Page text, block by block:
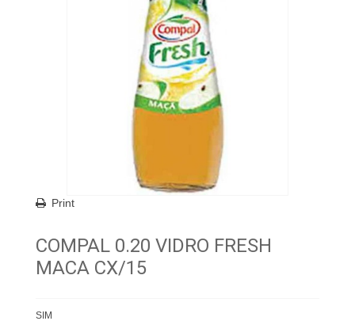
Print
COMPAL 0.20 VIDRO FRESH
MACA CX/15
SIM